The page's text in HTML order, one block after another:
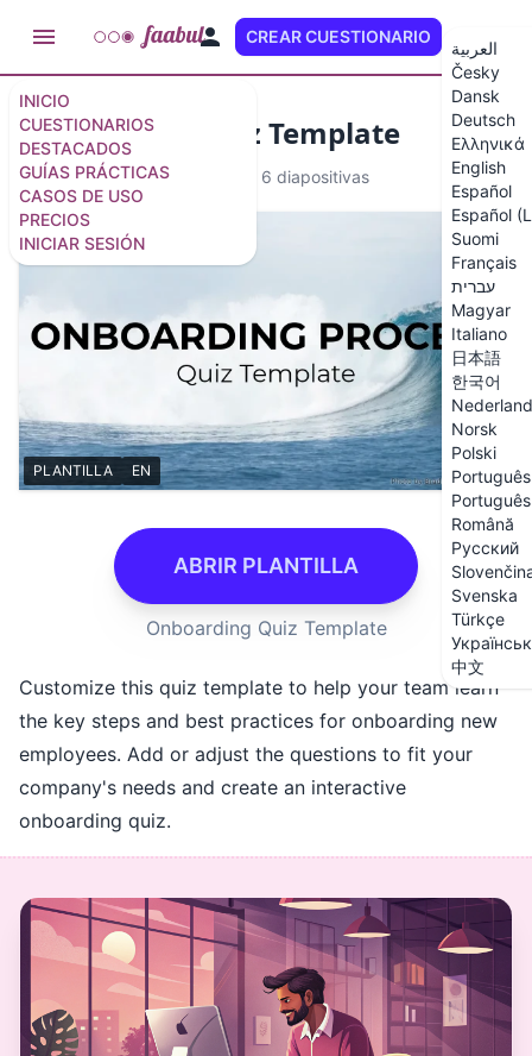
INICIO
CUESTIONARIOS
DESTACADOS
GUÍAS PRÁCTICAS
CASOS DE USO
PRECIOS
INICIAR SESIÓN
CREAR CUESTIONARIO
العربية
Česky
Dansk
Deutsch
Ελληνικά
English
Español
Español
Suomi
Français
עברית
Magyar
Italiano
日本語
한국어
Norsk
Polski
Română
Русский
Svenska
Türkçe
中文
Onboarding Quiz Template
PLANTILLA 4 preguntas 6 diapositivas
PLANTILLA EN
ABRIR PLANTILLA
Onboarding Quiz Template
Customize this quiz template to help your team learn
the key steps and best practices for onboarding new
employees. Add or adjust the questions to fit your
company's needs and create an interactive
onboarding quiz.